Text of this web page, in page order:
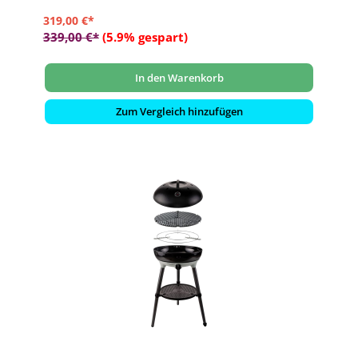
319,00 €*
339,00 €* (5.9% gespart)
In den Warenkorb
Zum Vergleich hinzufügen